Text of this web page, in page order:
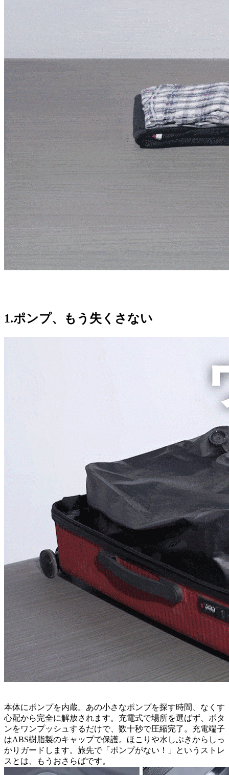
1.ポンプ、もう失くさない
本体にポンプを内蔵。あの小さなポンプを探す時間、なくす
心配から完全に解放されます。充電式で場所を選ばず、ボタ
ンをワンプッシュするだけで、数十秒で圧縮完了。充電端子
はABS樹脂製のキャップで保護。ほこりや水しぶきからしっ
かりガードします。旅先で「ポンプがない！」というストレ
スとは、もうおさらばです。